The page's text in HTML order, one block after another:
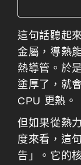
這句話聽起
金屬，導熱
熱導管。於
塗厚了，就
CPU 更熱。
但如果從熱
度來看，這
告」。它的